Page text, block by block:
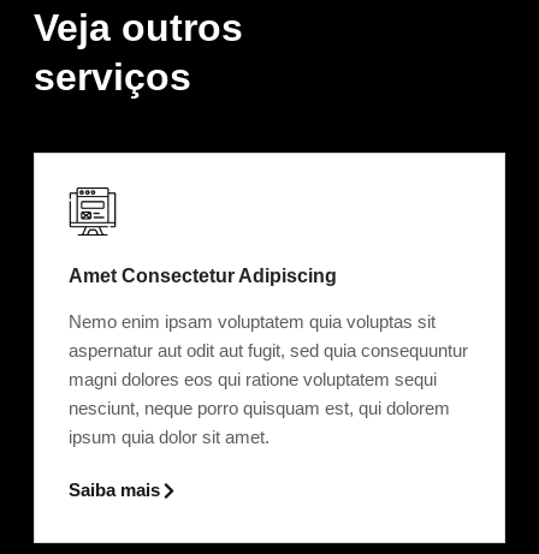
Veja outros
serviços
Amet Consectetur Adipiscing
Nemo enim ipsam voluptatem quia voluptas sit
aspernatur aut odit aut fugit, sed quia consequuntur
magni dolores eos qui ratione voluptatem sequi
nesciunt, neque porro quisquam est, qui dolorem
ipsum quia dolor sit amet.
Saiba mais